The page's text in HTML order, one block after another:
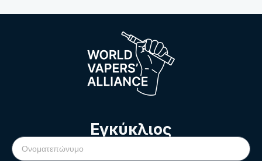
Εγκύκλιος